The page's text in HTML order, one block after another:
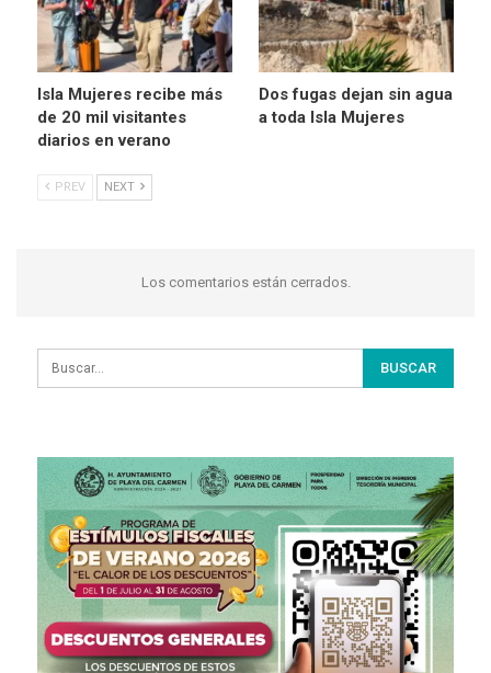
Isla Mujeres recibe más
de 20 mil visitantes
diarios en verano
Dos fugas dejan sin agua
a toda Isla Mujeres
PREV NEXT
Los comentarios están cerrados.